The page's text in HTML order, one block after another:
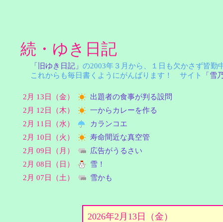
続・ゆき日記
「旧ゆき日記」 の2003年３月から、１日も欠かさず皆
これからも毎日書くようにがんばります！ サイト
「雪
2月 13日（金）
出題者の食事が判る設問
2月 12日（木）
一からカレーを作る
2月 11日（水）
カランコエ
2月 10日（火）
寿命間近な真空管
2月 09日（月）
広告がうるさい
2月 08日（日）
雪！
2月 07日（土）
雪かも
2026年2月13日（金）